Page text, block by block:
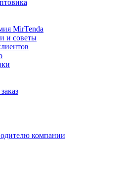
MirTenda
и советы
компании